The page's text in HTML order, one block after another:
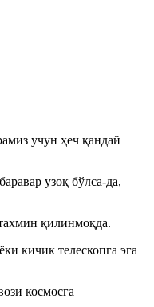
учун ҳеч қандай
узоқ бўлса-да,
қилинмоқда.
кичик телескопга эга
космосга